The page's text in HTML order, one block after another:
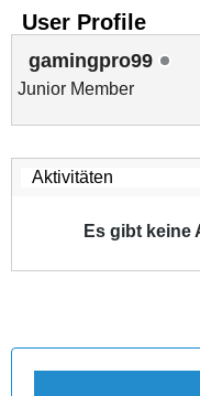
User Profile
gamingpro99
Junior Member
Es gibt keine